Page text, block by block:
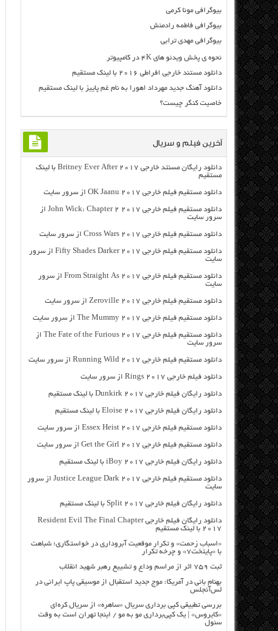
بیوگرافی مونا کرمی
بیوگرافی فاطمه رادمنش
بیوگرافی مهدی ترابی
نحوه ی پخش ویدئو های ۴K در کامپیوتر
دانلود مستند خارجی افراطی ۲۰۱۶ با لینک مستقیم
دانلود آهنگ جدید مهرداد اهورا به نام غم پاییز با لینک مستقیم
خاصیت کنگر چیست؟
آخرین فیلم و سریال
دانلود رایگان مسنتد خارجی Britney Ever After 2017 با لینک
مستقیم
دانلود مستقیم فیلم خارجی OK Jaanu 2017 از سرور سایت
دانلود مستقیم فیلم خارجی John Wick: Chapter 2 2017 از
سرور سایت
دانلود مستقیم فیلم خارجی Cross Wars 2017 از سرور سایت
دانلود مستقیم فیلم خارجی Fifty Shades Darker 2017 از سرور
سایت
دانلود مستقیم فیلم خارجی From Straight As 2017 از سرور
سایت
دانلود مستقیم فیلم خارجی Zeroville 2017 از سرور سایت
دانلود مستقیم فیلم خارجی The Mummy 2017 از سرور سایت
دانلود مستقیم فیلم خارجی The Fate of the Furious 2017 از
سرور سایت
دانلود مستقیم فیلم خارجی Running Wild 2017 از سرور سایت
دانلود فیلم خارجی Rings 2017 از سرور سایت
دانلود رایگان فیلم خارجی Dunkirk 2017 با لینک مستقیم
دانلود رایگان فیلم خارجی Eloise 2017 با لینک مستقیم
دانلود مستقیم فیلم خارجی Essex Heist 2017 از سرور سایت
دانلود مستقیم فیلم خارجی Get the Girl 2017 از سرور سایت
دانلود رایگان فیلم خارجی iBoy 2017 با لینک مستقیم
دانلود مستقیم فیلم خارجی Justice League Dark 2017 از سرور
سایت
دانلود رایگان فیلم خارجی Split 2017 با لینک مستقیم
دانلود رایگان فیلم خارجی Resident Evil The Final Chapter
2017 با لینک مستقیم
«اسباب زحمت» و تکرار موقعیت آبروداری در خواستگاری؛ شباهت
با «پایتخت۷» و چرخه تکرار
ثبت ۷۵۹ اثر از مراسم وداع و تشییع رهبر شهید انقلاب
بهنام بانی در آمریکا: موج جدید استقبال از موسیقی پاپ ایرانی در
لس‌آنجلس
بررسی تطبیقی کپی برداری سریال «ساهره» از سریال کره‌ای
«کایروس» | یک کپی‌برداری مو به مو / اینجا تهران است به وقت
سئول